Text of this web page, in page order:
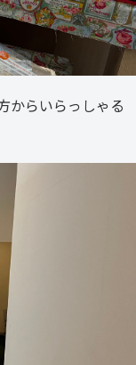
からいらっしゃる